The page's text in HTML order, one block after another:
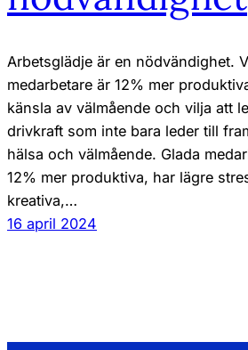
Arbetsglädje är en nödvändighet.
medarbetare är 12% mer
känsla av välmående och vilja att
drivkraft som inte bara leder till
hälsa och välmående. Glada
12% mer produktiva, har lägre
kreativa,…
16 april 2024